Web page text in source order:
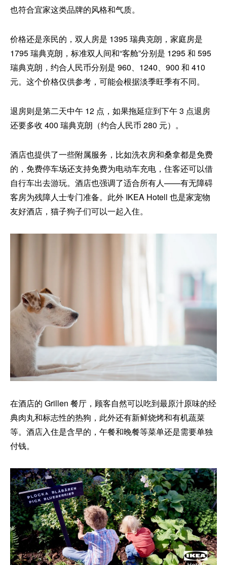
也符合宜家这类品牌的风格和气质。
价格还是亲民的，双人房是 1395 瑞典克朗，家庭房是
1795 瑞典克朗，标准双人间和“客舱”分别是 1295 和 595
瑞典克朗，约合人民币分别是 960、1240、900 和 410
元。这个价格仅供参考，可能会根据淡季旺季有不同。
退房则是第二天中午 12 点，如果拖延症到下午 3 点退房
还要多收 400 瑞典克朗（约合人民币 280 元）。
酒店也提供了一些附属服务，比如洗衣房和桑拿都是免费
的，免费停车场还支持免费为电动车充电，住客还可以借
自行车出去游玩。酒店也强调了适合所有人——有无障碍
客房为残障人士专门准备。此外 IKEA Hotell 也是家宠物
友好酒店，猫子狗子们可以一起入住。
在酒店的 Grillen 餐厅，顾客自然可以吃到最原汁原味的经
典肉丸和标志性的热狗，此外还有新鲜烧烤和有机蔬菜
等。酒店入住是含早的，午餐和晚餐等菜单还是需要单独
付钱。